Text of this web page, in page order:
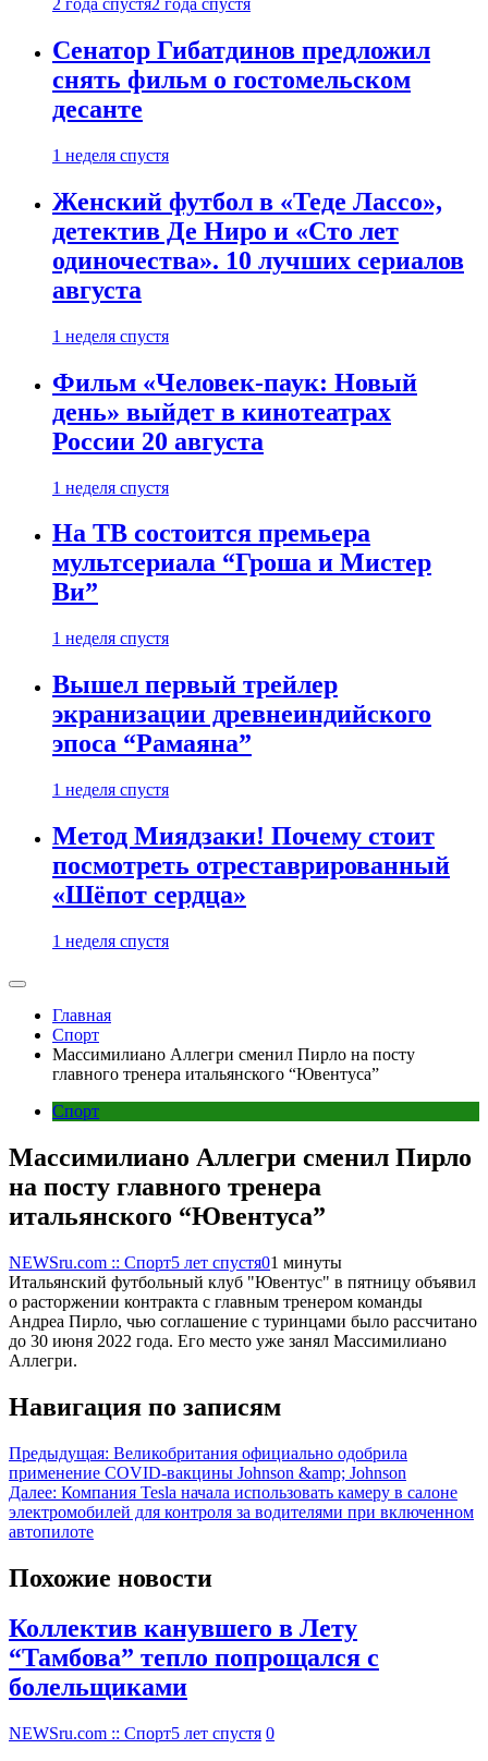
2 года спустя2 года спустя
Сенатор Гибатдинов предложил
снять фильм о гостомельском
десанте
1 неделя спустя
Женский футбол в «Теде Лассо»,
детектив Де Ниро и «Сто лет
одиночества». 10 лучших сериалов
августа
1 неделя спустя
Фильм «Человек-паук: Новый
день» выйдет в кинотеатрах
России 20 августа
1 неделя спустя
На ТВ состоится премьера
мультсериала “Гроша и Мистер
Ви”
1 неделя спустя
Вышел первый трейлер
экранизации древнеиндийского
эпоса “Рамаяна”
1 неделя спустя
Метод Миядзаки! Почему стоит
посмотреть отреставрированный
«Шёпот сердца»
1 неделя спустя
Главная
Спорт
Массимилиано Аллегри сменил Пирло на посту
главного тренера итальянского “Ювентуса”
Спорт
Массимилиано Аллегри сменил Пирло
на посту главного тренера
итальянского “Ювентуса”
NEWSru.com :: Спорт5 лет спустя01 минуты
Итальянский футбольный клуб "Ювентус" в пятницу объявил
о расторжении контракта с главным тренером команды
Андреа Пирло, чью соглашение с туринцами было рассчитано
до 30 июня 2022 года. Его место уже занял Массимилиано
Аллегри.
Навигация по записям
Предыдущая: Великобритания официально одобрила
применение COVID-вакцины Johnson &amp; Johnson
Далее: Компания Tesla начала использовать камеру в салоне
электромобилей для контроля за водителями при включенном
автопилоте
Похожие новости
Коллектив канувшего в Лету
“Тамбова” тепло попрощался с
болельщиками
NEWSru.com :: Спорт5 лет спустя 0